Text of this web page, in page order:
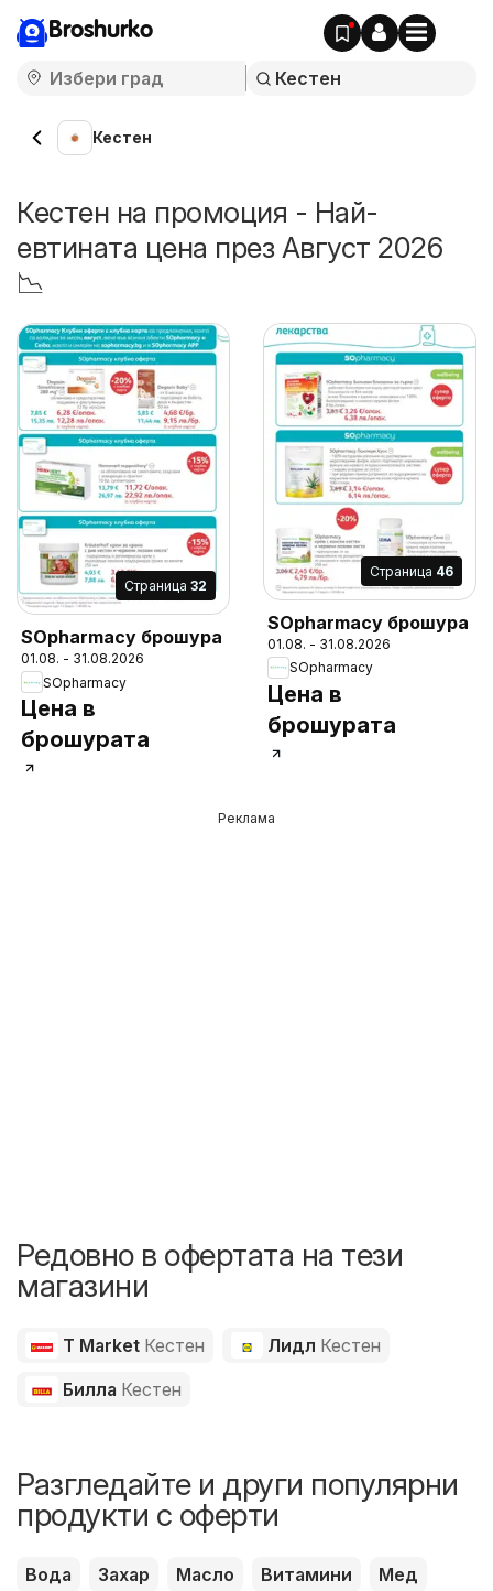
Broshurko
Кестен
Кестен на промоция - Най-
евтината цена през Август 2026
📉
Cтраница 32
SOpharmacy брошура
01.08. - 31.08.2026
SOpharmacy
Цена в
брошурата
Cтраница 46
SOpharmacy брошура
01.08. - 31.08.2026
SOpharmacy
Цена в
брошурата
Реклама
Редовно в офертата на тези
магазини
T Market Кестен Лидл Кестен
Билла Кестен
Разгледайте и други популярни
продукти с оферти
Вода Захар Масло Витамини
Мед